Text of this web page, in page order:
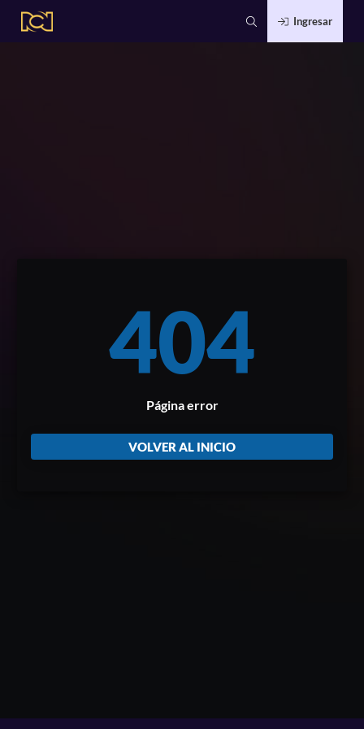
Ingresar
404
Página error
VOLVER AL INICIO